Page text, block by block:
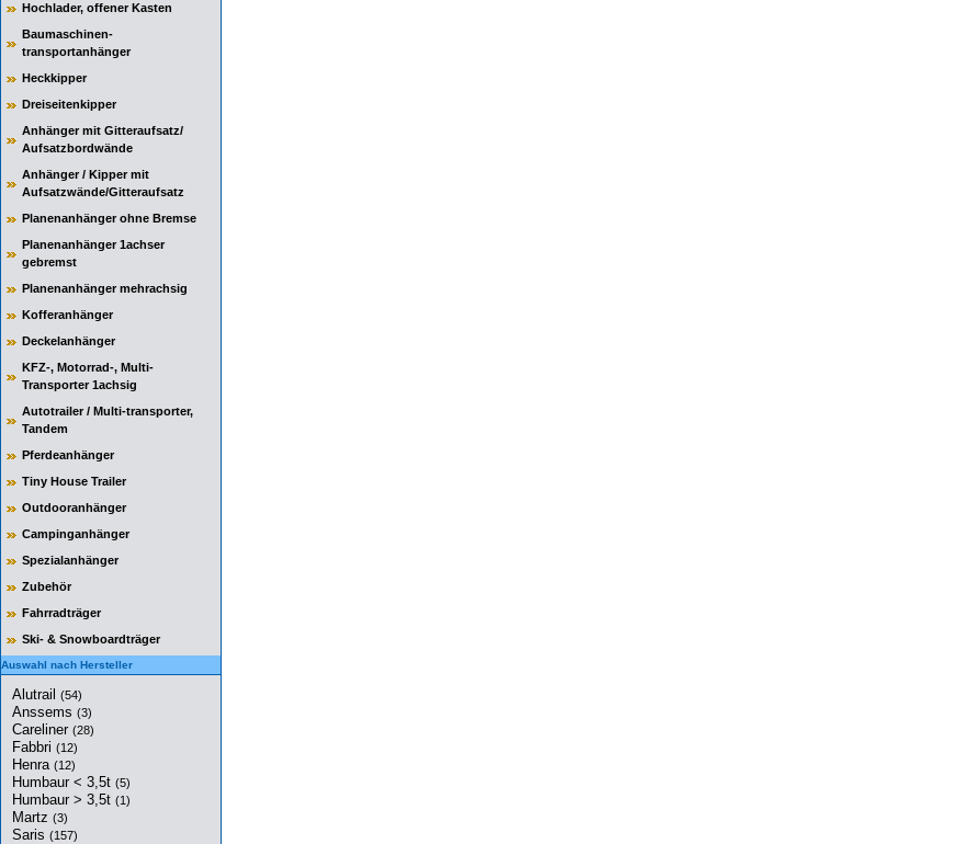
Hochlader, offener Kasten
Baumaschinen-
transportanhänger
Heckkipper
Dreiseitenkipper
Anhänger mit Gitteraufsatz/
Aufsatzbordwände
Anhänger / Kipper mit
Aufsatzwände/Gitteraufsatz
Planenanhänger ohne Bremse
Planenanhänger 1achser
gebremst
Planenanhänger mehrachsig
Kofferanhänger
Deckelanhänger
KFZ-, Motorrad-, Multi-
Transporter 1achsig
Autotrailer / Multi-transporter,
Tandem
Pferdeanhänger
Tiny House Trailer
Outdooranhänger
Campinganhänger
Spezialanhänger
Zubehör
Fahrradträger
Ski- & Snowboardträger
Auswahl nach Hersteller
Alutrail (54)
Anssems (3)
Careliner (28)
Fabbri (12)
Henra (12)
Humbaur < 3,5t (5)
Humbaur > 3,5t (1)
Martz (3)
Saris (157)